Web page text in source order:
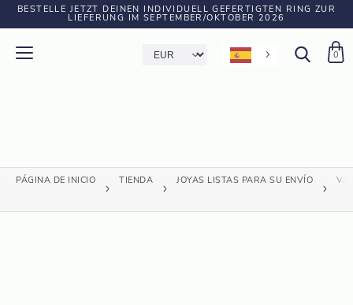
BESTELLE JETZT DEINEN INDIVIDUELL GEFERTIGTEN RING ZUR
LIEFERUNG IM SEPTEMBER/OKTOBER 2026
0
PÁGINA DE INICIO TIENDA JOYAS LISTAS PARA SU ENVÍO